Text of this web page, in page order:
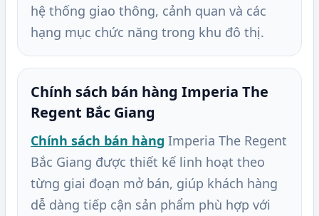
hệ thống giao thông, cảnh quan và các
hạng mục chức năng trong khu đô thị.
Chính sách bán hàng Imperia The
Regent Bắc Giang
Chính sách bán hàng Imperia The Regent
Bắc Giang được thiết kế linh hoạt theo
từng giai đoạn mở bán, giúp khách hàng
dễ dàng tiếp cận sản phẩm phù hợp với